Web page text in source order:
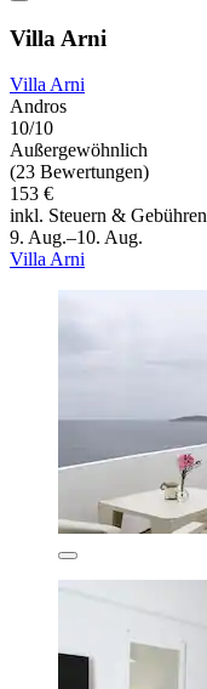
Villa Arni
Villa Arni
Andros
10/10
Außergewöhnlich
(23 Bewertungen)
153 €
inkl. Steuern & Gebühren
9. Aug.–10. Aug.
Villa Arni